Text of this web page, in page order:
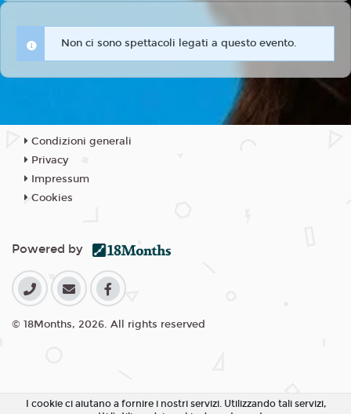
Non ci sono spettacoli legati a questo evento.
Condizioni generali
Privacy
Impressum
Cookies
Powered by
© 18Months, 2026. All rights reserved
I cookie ci aiutano a fornire i nostri servizi. Utilizzando tali servizi,